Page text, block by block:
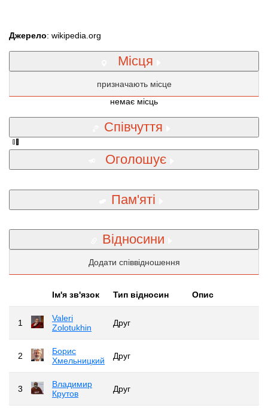
Джерело: wikipedia.org
Місця
призначають місце
немає місць
Співчуття
Оголошує
Пам'яті
Відносини
Додати співвідношення
Iм'я зв'язок Тип відносин Опис
1
Valeri
Zolotukhin
Друг
2
Борис
Хмельницкий
Друг
3
Владимир
Крутов
Друг